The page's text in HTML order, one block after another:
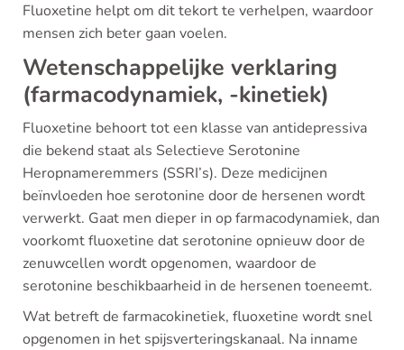
Fluoxetine helpt om dit tekort te verhelpen, waardoor
mensen zich beter gaan voelen.
Wetenschappelijke verklaring
(farmacodynamiek, -kinetiek)
Fluoxetine behoort tot een klasse van antidepressiva
die bekend staat als Selectieve Serotonine
Heropnameremmers (SSRI’s). Deze medicijnen
beïnvloeden hoe serotonine door de hersenen wordt
verwerkt. Gaat men dieper in op farmacodynamiek, dan
voorkomt fluoxetine dat serotonine opnieuw door de
zenuwcellen wordt opgenomen, waardoor de
serotonine beschikbaarheid in de hersenen toeneemt.
Wat betreft de farmacokinetiek, fluoxetine wordt snel
opgenomen in het spijsverteringskanaal. Na inname